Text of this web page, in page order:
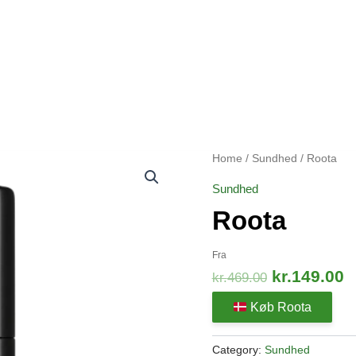
Home / Sundhed / Roota
Sundhed
Roota
Fra
kr.469.00 Original
price
was:
kr.469.00.
kr.149.00
Køb Roota
Category: Sundhed